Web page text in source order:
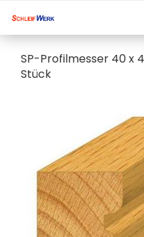
SP-Profilmesser 40 x 4
Stück